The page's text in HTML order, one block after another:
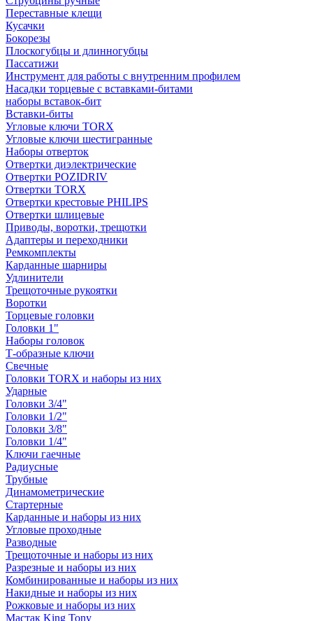
Переставные клещи
Кусачки
Бокорезы
Плоскогубцы и длинногубцы
Пассатижи
Инструмент для работы с внутренним профилем
Насадки торцевые с вставками-битами
наборы вставок-бит
Вставки-биты
Угловые ключи TORX
Угловые ключи шестигранные
Наборы отверток
Отвертки диэлектрические
Отвертки POZIDRIV
Отвертки TORX
Отвертки крестовые PHILIPS
Отвертки шлицевые
Приводы, воротки, трещотки
Адаптеры и переходники
Ремкомплекты
Карданные шарниры
Удлинители
Трещоточные рукоятки
Воротки
Торцевые головки
Головки 1"
Наборы головок
Т-образные ключи
Свечные
Головки TORX и наборы из них
Ударные
Головки 3/4"
Головки 1/2"
Головки 3/8"
Головки 1/4"
Ключи гаечные
Радиусные
Трубные
Динамометрические
Стартерные
Карданные и наборы из них
Угловые проходные
Разводные
Трещоточные и наборы из них
Разрезные и наборы из них
Комбинированные и наборы из них
Накидные и наборы из них
Рожковые и наборы из них
Мастак King Tony